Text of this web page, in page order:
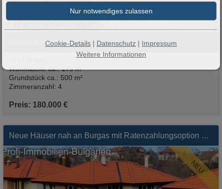
Basisinformationen:
Preis: 180.000 €
Wohnfläche ca.: 179 m²
Grundstück ca.: 500 m²
Zimmeranzahl: 4
Neue Häuser nah an Burgas mit Ratenzahlungsoption bis zu 2 Jahren
NEU
Cookie-Details | Datenschutz | Impressum
Weitere Informationen